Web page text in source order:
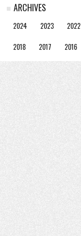
ARCHIVES
2024 2023 2022
2018 2017 2016